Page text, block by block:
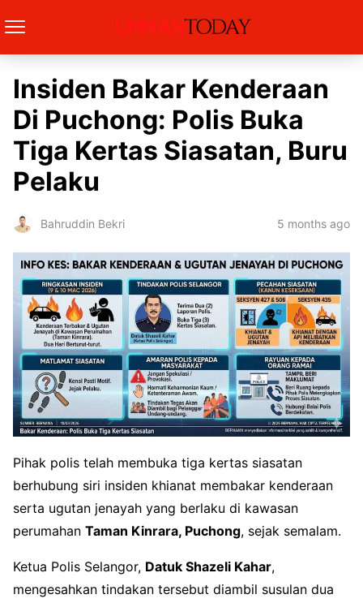
Insiden Bakar Kenderaan
Di Puchong: Polis Buka
Tiga Kertas Siasatan, Buru
Pelaku
Bahruddin Bekri 5 months ago
Pihak polis telah membuka tiga kertas siasatan
berhubung siri insiden khianat membakar kenderaan
serta ugutan jenayah yang berlaku di kawasan
perumahan Taman Kinrara, Puchong, sejak semalam.
Ketua Polis Selangor, Datuk Shazeli Kahar,
mengesahkan tindakan tersebut diambil susulan dua